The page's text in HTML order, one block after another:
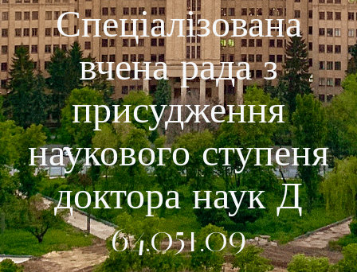
Спеціалізована
вчена рада з
присудження
наукового ступеня
доктора наук Д
64.051.09